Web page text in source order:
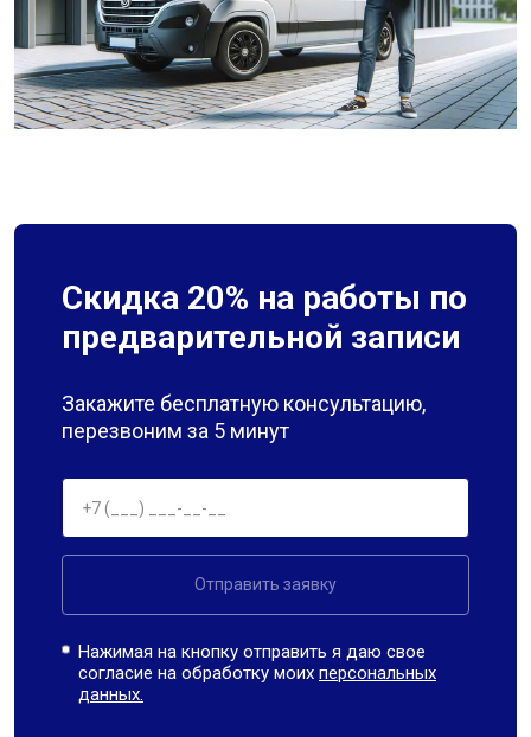
Скидка 20% на работы по
предварительной записи
Закажите бесплатную консультацию,
перезвоним за 5 минут
Отправить заявку
Нажимая на кнопку отправить я даю свое
согласие на обработку моихперсональных
данных.